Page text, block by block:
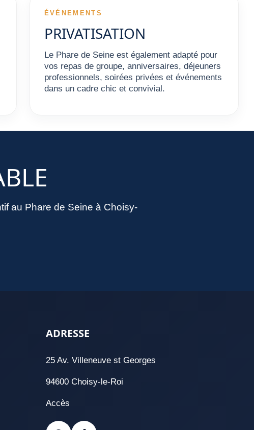
ÉVÉNEMENTS
PRIVATISATION
Le Phare de Seine est également adapté pour
vos repas de groupe, anniversaires, déjeuners
professionnels, soirées privées et événements
dans un cadre chic et convivial.
au Phare de Seine à Choisy-
ADRESSE
25 Av. Villeneuve st Georges
94600 Choisy-le-Roi
Accès